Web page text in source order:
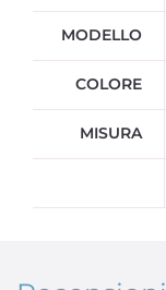
MODELLO
COLORE
MISURA